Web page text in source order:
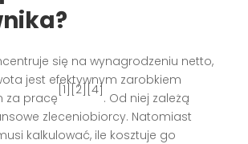
się na wynagrodzeniu netto,
jest efektywnym zarobkiem
za pracę
[1][2][4]
. Od niej zależą
zleceniobiorcy. Natomiast
kalkulować, ile kosztuje go